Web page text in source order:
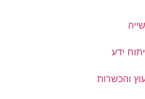
ידע
והכשרות